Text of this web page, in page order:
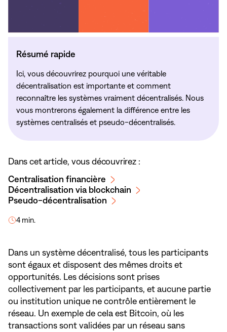
Dans cet article, vous découvrirez :
Centralisation financière
Décentralisation via blockchain
Pseudo-décentralisation
4 min.
Résumé rapide
Ici, vous découvrirez pourquoi une véritable
décentralisation est importante et comment
reconnaître les systèmes vraiment décentralisés. Nous
vous montrerons également la différence entre les
systèmes centralisés et pseudo-décentralisés.
Dans un système décentralisé, tous les participants
sont égaux et disposent des mêmes droits et
opportunités. Les décisions sont prises
collectivement par les participants, et aucune partie
ou institution unique ne contrôle entièrement le
réseau. Un exemple de cela est Bitcoin, où les
transactions sont validées par un réseau sans